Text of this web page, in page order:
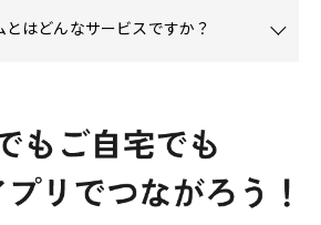
はどんなサービスですか？